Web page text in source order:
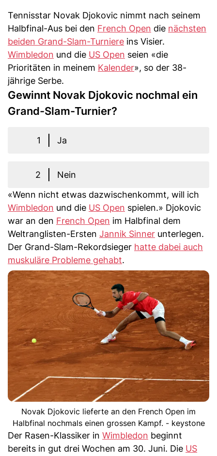
Tennisstar Novak Djokovic nimmt nach seinem
Halbfinal-Aus bei den French Open die nächsten
beiden Grand-Slam-Turniere ins Visier.
Wimbledon und die US Open seien «die
Prioritäten in meinem Kalender», so der 38-
jährige Serbe.
Gewinnt Novak Djokovic nochmal ein
Grand-Slam-Turnier?
1 Ja
2
Nein
«Wenn nicht etwas dazwischenkommt, will ich
Wimbledon und die US Open spielen.» Djokovic
war an den French Open im Halbfinal dem
Weltranglisten-Ersten Jannik Sinner unterlegen.
Der Grand-Slam-Rekordsieger hatte dabei auch
muskuläre Probleme gehabt.
Novak Djokovic lieferte an den French Open im
Halbfinal nochmals einen grossen Kampf. - keystone
Der Rasen-Klassiker in Wimbledon beginnt
bereits in gut drei Wochen am 30. Juni. Die US